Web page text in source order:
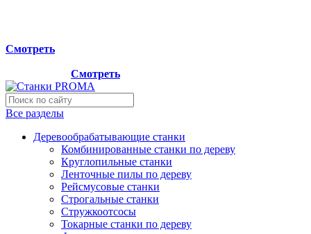
Смотреть
Смотреть
Все разделы
Деревообрабатывающие станки
Комбинированные станки по дереву
Круглопильные станки
Ленточные пилы по дереву
Рейсмусовые станки
Строгальные станки
Стружкоотсосы
Токарные станки по дереву